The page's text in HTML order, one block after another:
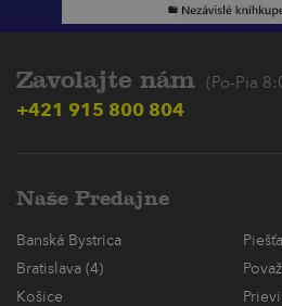
Zavolajte nám (Po-Pia
+421 915 800 804
Naše Predajne
Banská Bystrica
Bratislava (4)
Košice